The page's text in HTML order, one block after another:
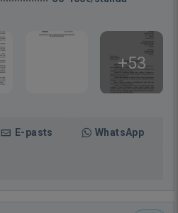
+53
E-pasts WhatsApp